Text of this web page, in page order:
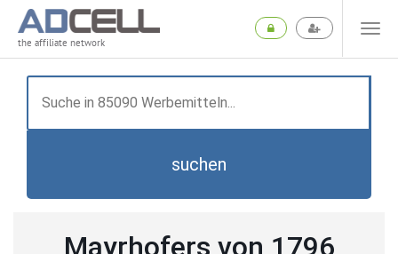
the affiliate network
suchen
Mayrhofers von 1796